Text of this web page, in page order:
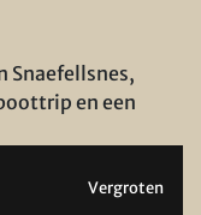
Snaefellsnes,
en een
Vergroten